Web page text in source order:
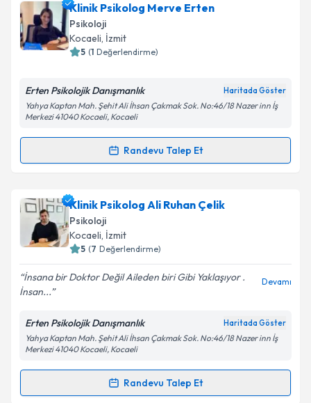
Uzm. Dr. Berna Çağatayiçin randevu takvimi talebi
oluşturun. Size bu uzmandan randevu almanız için bir
takvim hazırlandığında e-posta ile bilgilendireceğiz.
'ni okudum ve kişisel verilerimin belirtilen
kapsamda işlenmesini kabul ediyorum.
Takvim Talebini Gönder
Klinik Psikolog Merve Erten
Psikoloji
Kocaeli, İzmit
5 (1 Değerlendirme)
Erten Psikolojik Danışmanlık Haritada Göster
Yahya Kaptan Mah. Şehit Ali İhsan Çakmak Sok. No:46/18 Nazer inn İş
Merkezi 41040 Kocaeli, Kocaeli
Randevu Talep Et
Randevu Takvimi Talebi
Klinik Psikolog Merve Erteniçin randevu takvimi
talebi oluşturun. Size bu uzmandan randevu almanız
için bir takvim hazırlandığında e-posta ile
bilgilendireceğiz.
E-posta Adresiniz
Kişisel verilerimin işlenmesine ilişkinAydınlatma
Metni'ni okudum ve kişisel verilerimin belirtilen
kapsamda işlenmesini kabul ediyorum.
Klinik Psikolog Ali Ruhan Çelik
Psikoloji
Kocaeli, İzmit
5 (7 Değerlendirme)
İnsana bir Doktor Değil Aileden biri Gibi Yaklaşıyor .
İnsan...
Devamı
Erten Psikolojik Danışmanlık Haritada Göster
Yahya Kaptan Mah. Şehit Ali İhsan Çakmak Sok. No:46/18 Nazer inn İş
Merkezi 41040 Kocaeli, Kocaeli
Randevu Talep Et
Randevu Takvimi Talebi